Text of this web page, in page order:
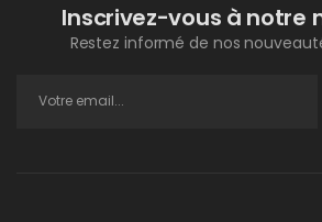
Inscrivez-vous à notre
Restez informé de nos